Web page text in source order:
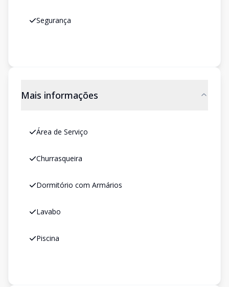
Segurança
Mais informações
Área de Serviço
Churrasqueira
Dormitório com Armários
Lavabo
Piscina